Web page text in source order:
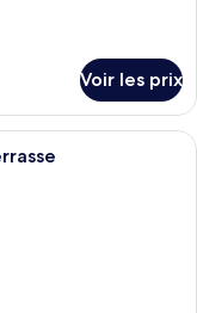
Voir les prix
d’hôtel comprenant